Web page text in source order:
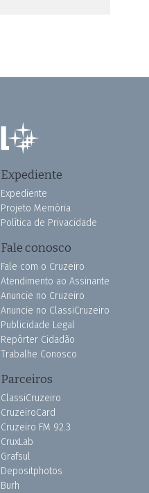
Expediente
Expediente
Projeto Memória
Política de Privacidade
Fale conosco
Fale com o Cruzeiro
Atendimento ao Assinante
Anuncie no Cruzeiro
Anuncie no ClassiCruzeiro
Publicidade Legal
Repórter Cidadão
Trabalhe Conosco
Parceiros
ClassiCruzeiro
CruzeiroCard
Cruzeiro FM 92.3
CruxLab
Grafsul
Depositphotos
Burh